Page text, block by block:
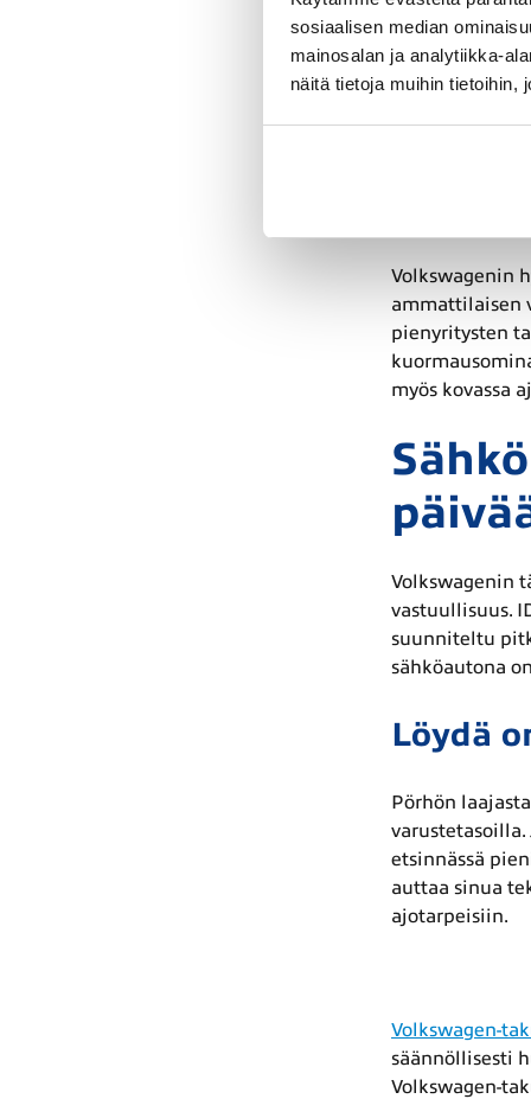
sosiaalisen median
mainosalan ja analytiikka-
näitä tietoja muihin tietoihin,
ulkonäkö
mallin
kuljettajille,
Tiguan
Volkswagenin
ammattilaisen
pienyritysten
myös kovassa
Volkswagenin
vastuullisuus.
suunniteltu
sähköautona
Löydä
Pörhön
etsinnässä
auttaa sinua
ajotarpeisiin.
Volkswagen-
säännöllisesti
Volkswagen-